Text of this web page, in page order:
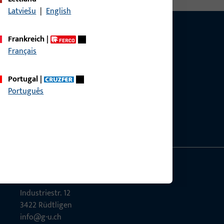
Latviešu | English
Frankreich|
Français
Portugal|
Português
Indu­s­triestr. 12
3422 Rüdt­ligen
info@g-u.ch